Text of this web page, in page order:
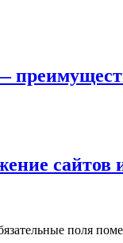
сайтов
поля